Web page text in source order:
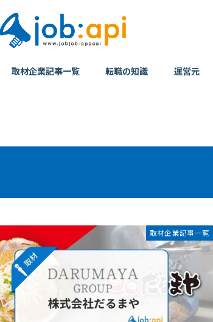
取材企業記事一覧 転職の知識 運営元
取材企業記事一覧